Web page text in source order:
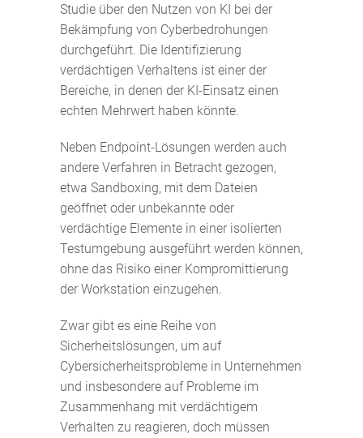
Studie über den Nutzen von KI bei der
Bekämpfung von Cyberbedrohungen
durchgeführt. Die Identifizierung
verdächtigen Verhaltens ist einer der
Bereiche, in denen der KI-Einsatz einen
echten Mehrwert haben könnte.
Neben Endpoint-Lösungen werden auch
andere Verfahren in Betracht gezogen,
etwa Sandboxing, mit dem Dateien
geöffnet oder unbekannte oder
verdächtige Elemente in einer isolierten
Testumgebung ausgeführt werden können,
ohne das Risiko einer Kompromittierung
der Workstation einzugehen.
Zwar gibt es eine Reihe von
Sicherheitslösungen, um auf
Cybersicherheitsprobleme in Unternehmen
und insbesondere auf Probleme im
Zusammenhang mit verdächtigem
Verhalten zu reagieren, doch müssen